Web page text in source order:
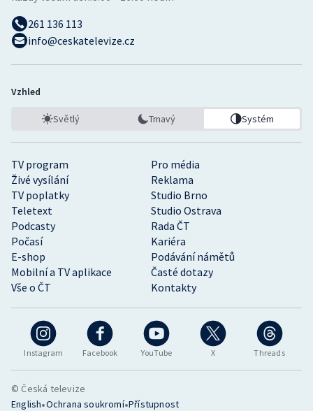
Instagram Facebook YouTube X Threads
TV program
Pro média
Živé vysílání
Reklama
TV poplatky
Studio Brno
Teletext
Studio Ostrava
Podcasty
Rada ČT
Počasí
Kariéra
E-shop
Podávání námětů
Mobilní a TV aplikace
Časté dotazy
Vše o ČT
Kontakty
261 136 113
info@ceskatelevize.cz
Vzhled
Světlý Tmavý Systém
© Česká televize
English•Ochrana soukromí•Přístupnost